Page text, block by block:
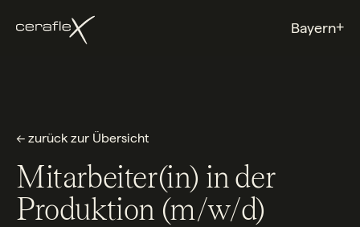
Bayern+
← zurück zur Übersicht
Mitarbeiter(in) in der
Produktion (m/w/d)